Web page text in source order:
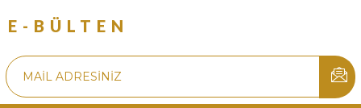
E-BÜLTEN